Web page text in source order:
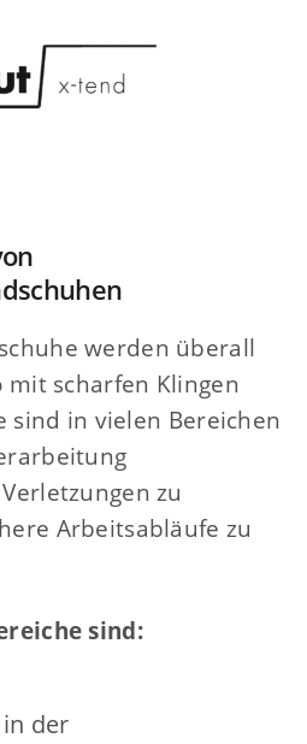
werden überall
scharfen Klingen
sind in vielen Bereichen
zu
Arbeitsabläufe zu
sind:
der